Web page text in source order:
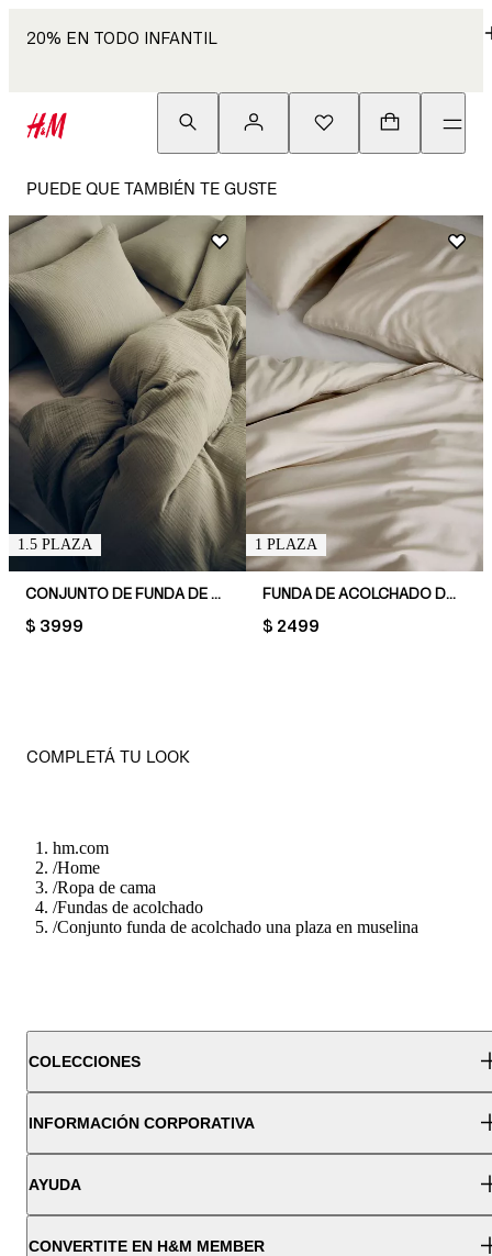
20% EN TODO INFANTIL
PUEDE QUE TAMBIÉN TE GUSTE
1.5 PLAZA
CONJUNTO DE FUNDA DE ACOLCHADO DOBLE DE MUSELINA
PRICE:
$ 3999
1 PLAZA
FUNDA DE ACOLCHADO DE UNA PLAZA DE SATÉN
PRICE:
$ 2499
COMPLETÁ TU LOOK
hm.com
/Home
/Ropa de cama
/Fundas de acolchado
/Conjunto funda de acolchado una plaza en muselina
COLECCIONES
INFORMACIÓN CORPORATIVA
AYUDA
CONVERTITE EN H&M MEMBER